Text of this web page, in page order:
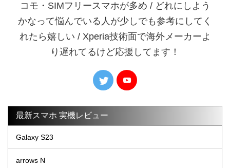
コモ・SIMフリースマホが多め / どれにしよう
かなって悩んでいる人が少しでも参考にしてく
れたら嬉しい / Xperia技術面で海外メーカーよ
り遅れてるけど応援してます！
最新スマホ 実機レビュー
Galaxy S23
arrows N